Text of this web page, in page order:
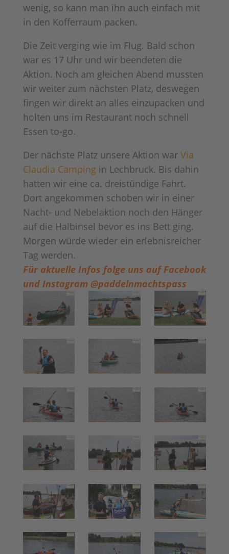
wenig, so kann man ihn auch einfach mit
in den Kofferraum packen.
Die Zeit verging wie im Flug. Bald schon
war es 17 Uhr und wir beendeten die
Aktion. Noch am gleichen Abend mussten
wir weiter zum nächsten Platz, deswegen
fingen wir direkt an alles einzupacken und
holten uns im Restaurant noch schnell
Essen to-go.
Der nächste Platz unsere Aktion war Via
Claudia Campingin Lechbruck. Bis dahin
hatten wir eine ca. dreistündige Fahrt.
Dort angekommen schoben wir in einer
Nacht- und Nebelaktion noch den Hänger
auf die Halbinsel bevor es ins Bett ging.
Morgen würde wieder ein erlebnisreicher
Tag werden.
Für aktuelle Infos folge uns auf Facebook
und Instagram @paddelnmachtspass